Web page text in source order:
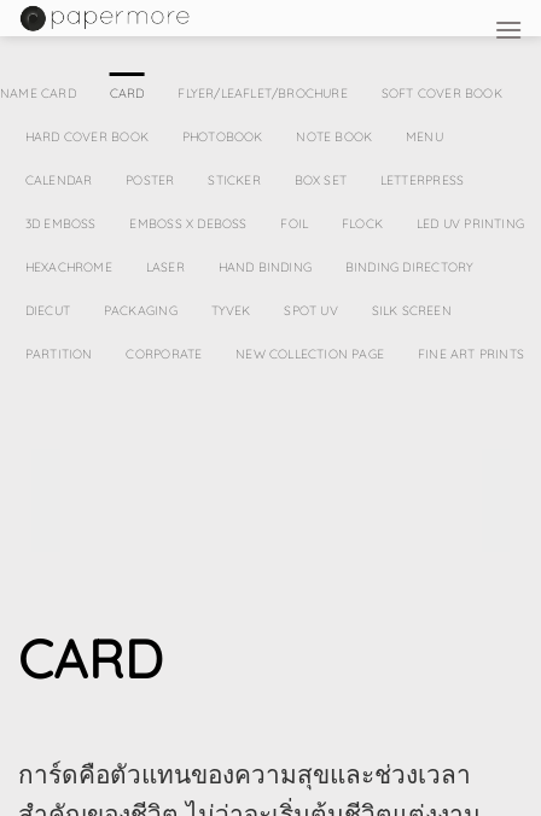
Skip
to
NAME CARD CARD FLYER/LEAFLET/BROCHURE SOFT COVER BOOK
HARD COVER BOOK PHOTOBOOK NOTE BOOK MENU
CALENDAR POSTER STICKER BOX SET LETTERPRESS
3D EMBOSS EMBOSS X DEBOSS FOIL FLOCK LED UV PRINTING
HEXACHROME LASER HAND BINDING BINDING DIRECTORY
DIECUT PACKAGING TYVEK SPOT UV SILK SCREEN
PARTITION CORPORATE NEW COLLECTION PAGE FINE ART PRINTS
CARD
การ์ดคือตัวแทนของความสุขและช่วงเวลา